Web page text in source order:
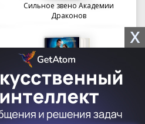
Сильное звено Академии
Драконов
Осколки вечности в
Академии Судьбы
X